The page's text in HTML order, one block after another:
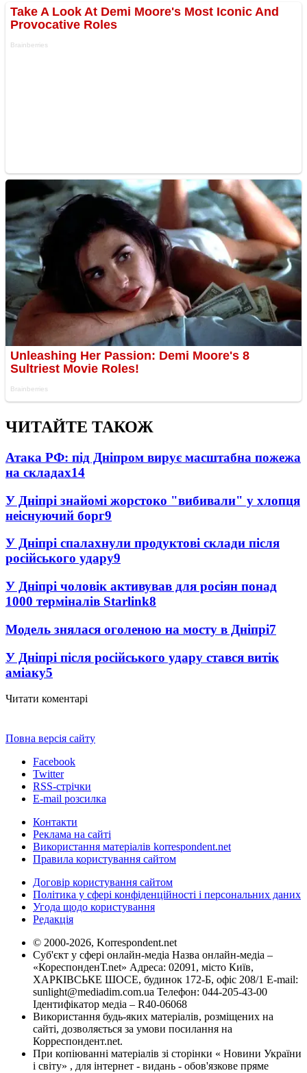
ЧИТАЙТЕ ТАКОЖ
Атака РФ: під Дніпром вирує масштабна пожежа
на складах14
У Дніпрі знайомі жорстоко "вибивали" у хлопця
неіснуючий борг9
У Дніпрі спалахнули продуктові склади після
російського удару9
У Дніпрі чоловік активував для росіян понад
1000 терміналів Starlink8
Модель знялася оголеною на мосту в Дніпрі7
У Дніпрі після російського удару стався витік
аміаку5
Читати коментарі
Повна версія сайту
Facebook
Twitter
RSS-стрічки
E-mail розсилка
Контакти
Реклама на сайті
Використання матеріалів korrespondent.net
Правила користування сайтом
Договір користування сайтом
Політика у сфері конфіденційності і персональних даних
Угода щодо користування
Редакція
© 2000-2026, Korrespondent.net
Суб'єкт у сфері онлайн-медіа Назва онлайн-медіа –
«КореспонденТ.net» Адреса: 02091, місто Київ,
ХАРКІВСЬКЕ ШОСЕ, будинок 172-Б, офіс 208/1 E-mail:
sunlight@mediadim.com.ua Телефон: 044-205-43-00
Ідентифікатор медіа – R40-06068
Використання будь-яких матеріалів, розміщених на
сайті, дозволяється за умови посилання на
Корреспондент.net.
При копіюванні матеріалів зі сторінки « Новини України
і світу» , для інтернет - видань - обов'язкове пряме